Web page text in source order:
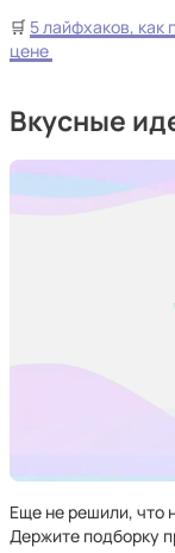
🛒 5 лайфхаков, как
цене
Вкусные
Еще не решили, что
Держите подборку